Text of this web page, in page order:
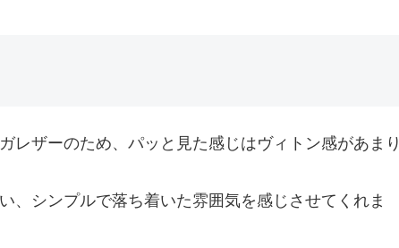
レザーのため、パッと見た感じはヴィトン感があまり
、シンプルで落ち着いた雰囲気を感じさせてくれま